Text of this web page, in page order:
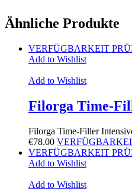
Ähnliche Produkte
VERFÜGBARKEIT
Add to Wishlist
Add to Wishlist
Filorga Time-
Filorga Time-Filler
€78.00
VERFÜGBARKEIT
Add to Wishlist
Add to Wishlist